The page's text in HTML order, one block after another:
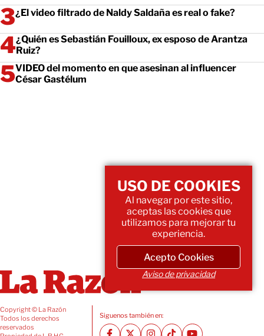
¿El video filtrado de Naldy Saldaña es real o fake?
¿Quién es Sebastián Fouilloux, ex esposo de Arantza
Ruiz?
VIDEO del momento en que asesinan al influencer
César Gastélum
Copyright © La Razón
Todos los derechos
reservados
Siguenos también en:
USO DE COOKIES
Al navegar por este sitio,
aceptas las cookies que
utilizamos para mejorar tu
experiencia.
Acepto Cookies
Aviso de privacidad